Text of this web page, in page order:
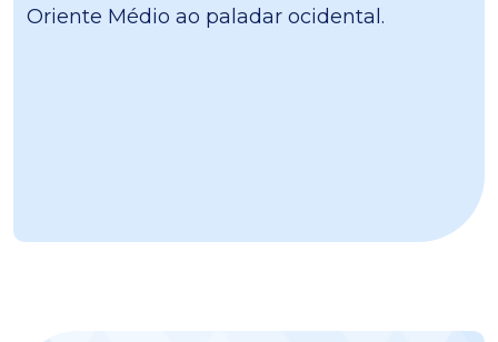
Oriente Médio ao paladar ocidental.